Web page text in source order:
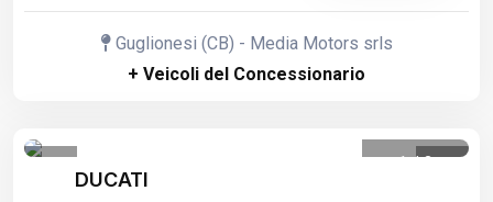
Guglionesi (CB) - Media Motors srls
+ Veicoli del Concessionario
1 /3
DUCATI